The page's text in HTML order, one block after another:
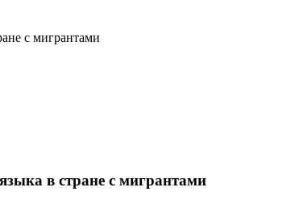
с мигрантами
в стране с мигрантами